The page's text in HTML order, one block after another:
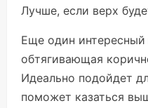
Лучше, если верх
Еще один
обтягивающая
Идеально подойдет
поможет казаться